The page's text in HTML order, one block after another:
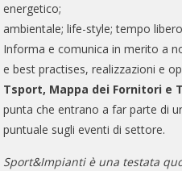
energetico;
ambientale; life-style; tempo
Informa e comunica in merito a
e best practises, realizzazioni e
Tsport, Mappa dei Fornitori e
punta che entrano a far parte di
puntuale sugli eventi di settore.
Sport&Impianti è una testata